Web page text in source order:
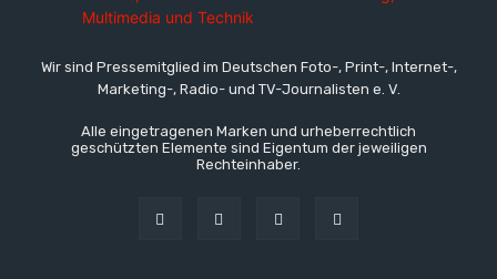
Wir sind Pressemitglied im Deutschen Foto-, Print-, Internet-,
Marketing-, Radio- und TV-Journalisten e. V.
Alle eingetragenen Marken und urheberrechtlich
geschützten Elemente sind Eigentum der jeweiligen
Rechteinhaber.